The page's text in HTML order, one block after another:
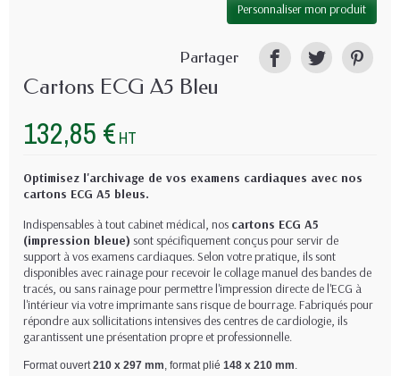
Personnaliser mon produit
Partager
Cartons ECG A5 Bleu
132,85 € HT
Optimisez l'archivage de vos examens cardiaques avec nos
cartons ECG A5 bleus.
Indispensables à tout cabinet médical, nos cartons ECG A5
(impression bleue) sont spécifiquement conçus pour servir de
support à vos examens cardiaques. Selon votre pratique, ils sont
disponibles avec rainage pour recevoir le collage manuel des bandes de
tracés, ou sans rainage pour permettre l'impression directe de l'ECG à
l'intérieur via votre imprimante sans risque de bourrage. Fabriqués pour
répondre aux sollicitations intensives des centres de cardiologie, ils
garantissent une présentation propre et professionnelle.
Format ouvert210 x 297 mm, format plié 148 x 210 mm.